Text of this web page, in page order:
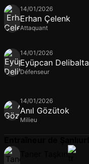
14/01/2026
Erhan Çelenk
Attaquant
14/01/2026
Eyüpcan Delibalta
Défenseur
14/01/2026
Anıl Gözütok
Milieu